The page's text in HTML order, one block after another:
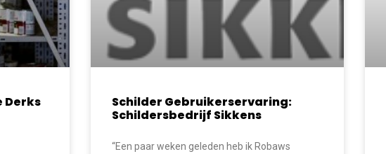
Derks
Schilder Gebruikerservaring:
Schildersbedrijf Sikkens
“Een paar weken geleden heb ik Robaws